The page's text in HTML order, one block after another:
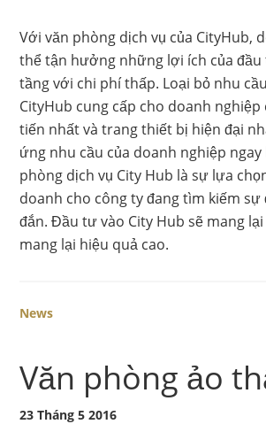
Với văn phòng dịch vụ của CityHub,
thể tận hưởng những lợi ích của
tầng với chi phí thấp. Loại bỏ nhu
CityHub cung cấp cho doanh
tiến nhất và trang thiết bị hiện đại
ứng nhu cầu của doanh nghiệp ngay
phòng dịch vụ City Hub là sự lựa
doanh cho công ty đang tìm kiếm
đắn. Đầu tư vào City Hub sẽ mang
mang lại hiệu quả cao.
News
Văn phòng ảo
23 Tháng 5 2016